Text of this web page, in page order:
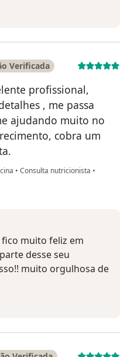
Verificada
profissional,
, me passa
ajudando muito no
cobra um
• Consulta nutricionista •
muito feliz em
desse seu
muito orgulhosa de